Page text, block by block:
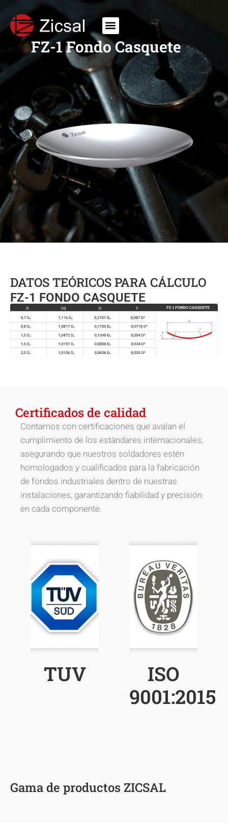
FZ-1 Fondo Casquete
DATOS TEÓRICOS PARA CÁLCULO
FZ-1 FONDO CASQUETE
Certificados de calidad
Contamos con certificaciones que avalan el
cumplimiento de los estándares internacionales,
asegurando que nuestros soldadores estén
homologados y cualificados para la fabricación
de fondos industriales dentro de nuestras
instalaciones, garantizando fiabilidad y precisión
en cada componente.
TUV
ISO
9001:2015
Gama de productos ZICSAL